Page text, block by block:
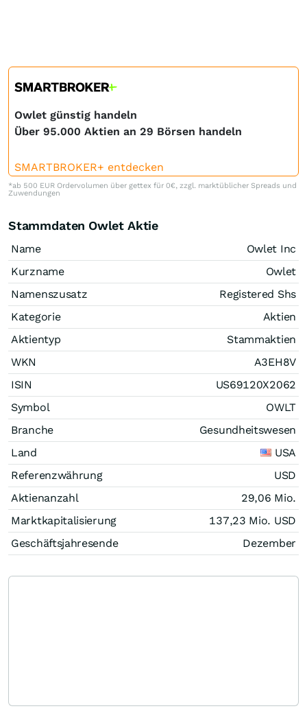
Owlet günstig handeln
Über 95.000 Aktien an 29 Börsen handeln
SMARTBROKER+ entdecken
*ab 500 EUR Ordervolumen über gettex für 0€, zzgl. marktüblicher Spreads und
Zuwendungen
Stammdaten Owlet Aktie
Name
Owlet Inc
Kurzname
Owlet
Namenszusatz
Registered Shs
Kategorie
Aktien
Aktientyp
Stammaktien
WKN
A3EH8V
ISIN
US69120X2062
Symbol
OWLT
Branche
Gesundheitswesen
Land
USA
Referenzwährung
USD
Aktienanzahl
29,06 Mio.
Marktkapitalisierung
137,23 Mio. USD
Geschäftsjahresende
Dezember